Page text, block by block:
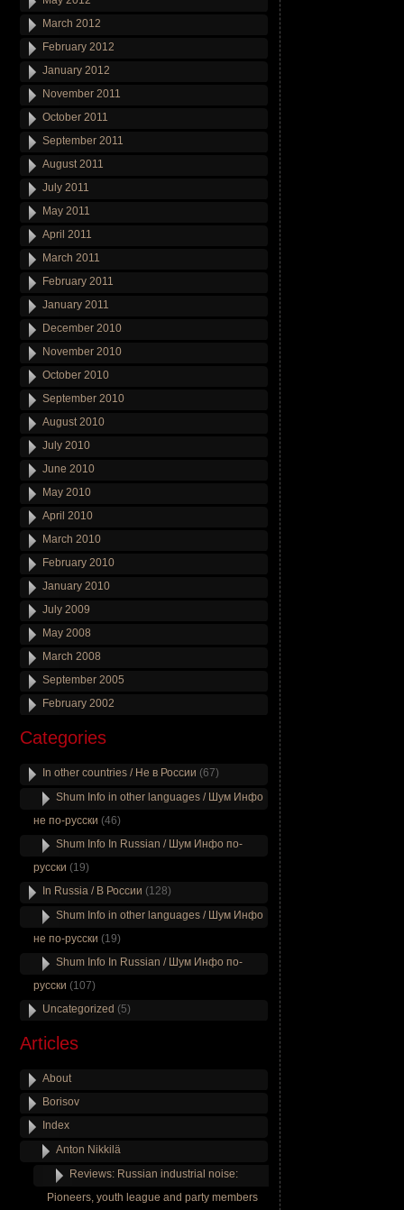
March 2012
February 2012
January 2012
November 2011
October 2011
September 2011
August 2011
July 2011
May 2011
April 2011
March 2011
February 2011
January 2011
December 2010
November 2010
October 2010
September 2010
August 2010
July 2010
June 2010
May 2010
April 2010
March 2010
February 2010
January 2010
July 2009
May 2008
March 2008
September 2005
February 2002
Categories
In other countries / Не в России (67)
Shum Info in other languages / Шум Инфо
не по-русски (46)
Shum Info In Russian / Шум Инфо по-
русски (19)
In Russia / В России (128)
Shum Info in other languages / Шум Инфо
не по-русски (19)
Shum Info In Russian / Шум Инфо по-
русски (107)
Uncategorized (5)
Articles
About
Borisov
Index
Anton Nikkilä
Reviews: Russian industrial noise:
Pioneers, youth league and party members